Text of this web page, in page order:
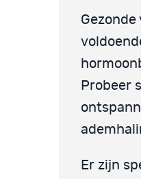
Probeer
Er zijn